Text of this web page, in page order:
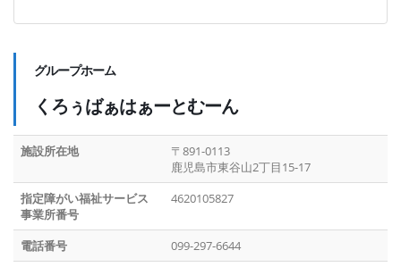
グループホーム
くろぅばぁはぁーとむーん
施設所在地
〒891-0113
鹿児島市東谷山2丁目15-17
指定障がい福祉サービス
事業所番号
4620105827
電話番号
099-297-6644